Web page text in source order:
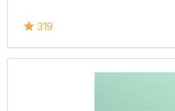
319